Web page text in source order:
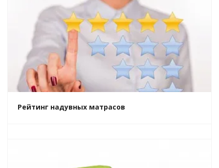
Рейтинг надувных матрасов